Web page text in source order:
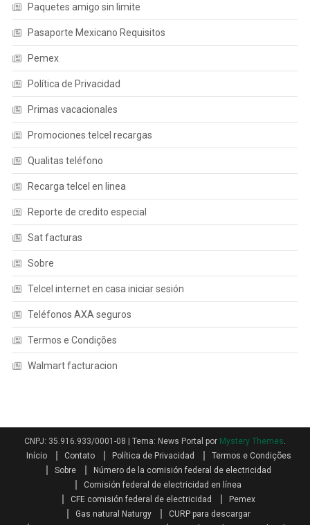
Paquetes amigo sin limite
Pasaporte Mexicano Requisitos
Pemex
Política de Privacidad
Primas vacacionales
Promociones telcel recargas
Qualitas teléfono
Recarga telcel en linea
Reporte de credito especial
Sat facturas
Sobre
Telcel internet en casa iniciar sesión
Teléfonos AXA seguros
Termos e Condições
Walmart facturacion
CNPJ: 35.916.933/0001-08 Tema: News Portal por Mystery Themes.
Início
Contato Política de Privacidad
Termos e Condições
Sobre
Número de la comisión federal de electricidad
Comisión federal de electricidad en línea
CFE comisión federal de electricidad
Pemex
Gas natural Naturgy
CURP para descargar